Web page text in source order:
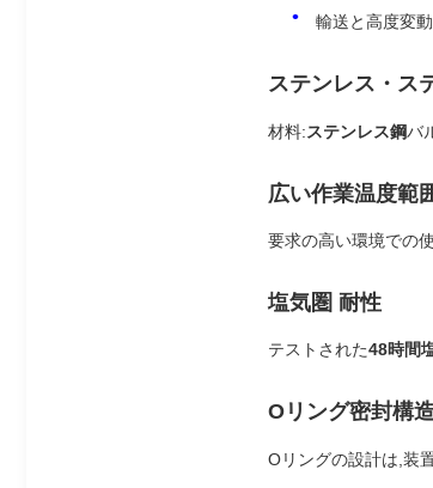
輸送と高度変動
ステンレス・ス
材料:ステンレス鋼バ
広い作業温度範
要求の高い環境での
塩気圏 耐性
テストされた48時間
Oリング密封構
Oリングの設計は,装